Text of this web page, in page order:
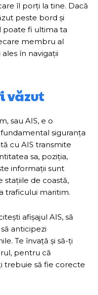
îl porți la tine. Dacă
peste bord și
poate fi ultima ta
membru al
în navigații
văzut
sau AIS, e o
siguranța
cu AIS transmite
sa, poziția,
informații sunt
stațiile de coastă,
traficului maritim.
afișajul AIS, să
anticipezi
Te învață și să-ți
pentru că
trebuie să fie corecte